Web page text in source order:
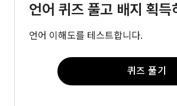
언어 퀴즈 풀고 배지 획득
언어 이해도를 테스트합니다.
퀴즈 풀기